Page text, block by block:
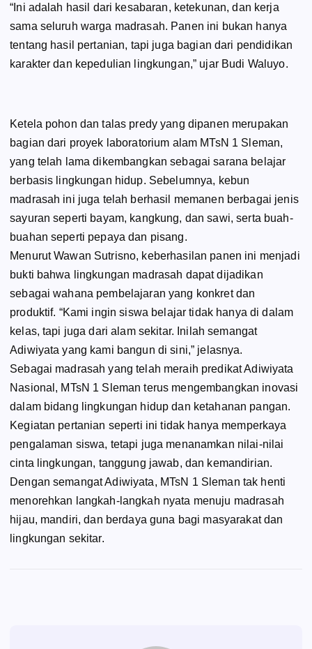
“Ini adalah hasil dari kesabaran, ketekunan, dan kerja
sama seluruh warga madrasah. Panen ini bukan hanya
tentang hasil pertanian, tapi juga bagian dari pendidikan
karakter dan kepedulian lingkungan,” ujar Budi Waluyo.
Ketela pohon dan talas predy yang dipanen merupakan
bagian dari proyek laboratorium alam MTsN 1 Sleman,
yang telah lama dikembangkan sebagai sarana belajar
berbasis lingkungan hidup. Sebelumnya, kebun
madrasah ini juga telah berhasil memanen berbagai jenis
sayuran seperti bayam, kangkung, dan sawi, serta buah-
buahan seperti pepaya dan pisang.
Menurut Wawan Sutrisno, keberhasilan panen ini menjadi
bukti bahwa lingkungan madrasah dapat dijadikan
sebagai wahana pembelajaran yang konkret dan
produktif. “Kami ingin siswa belajar tidak hanya di dalam
kelas, tapi juga dari alam sekitar. Inilah semangat
Adiwiyata yang kami bangun di sini,” jelasnya.
Sebagai madrasah yang telah meraih predikat Adiwiyata
Nasional, MTsN 1 Sleman terus mengembangkan inovasi
dalam bidang lingkungan hidup dan ketahanan pangan.
Kegiatan pertanian seperti ini tidak hanya memperkaya
pengalaman siswa, tetapi juga menanamkan nilai-nilai
cinta lingkungan, tanggung jawab, dan kemandirian.
Dengan semangat Adiwiyata, MTsN 1 Sleman tak henti
menorehkan langkah-langkah nyata menuju madrasah
hijau, mandiri, dan berdaya guna bagi masyarakat dan
lingkungan sekitar.